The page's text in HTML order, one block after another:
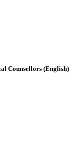
(English) Hotam School for Training Biographical Counsellors